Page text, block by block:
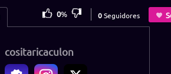
0% 0Seguidores
cositaricaculon